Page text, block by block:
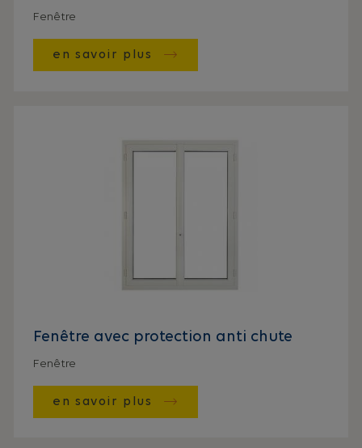
Fenêtre
en savoir plus
Fenêtre avec protection anti chute
Fenêtre
en savoir plus